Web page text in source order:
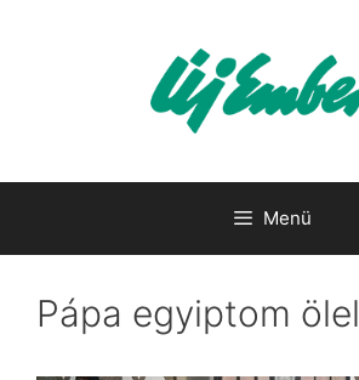
Menü
Pápa egyiptom